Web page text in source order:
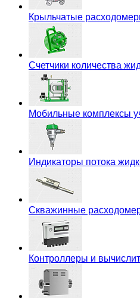
Крыльчатые
Счетчики количества
Мобильные комплексы
Индикаторы потока
Скважинные
Контроллеры и